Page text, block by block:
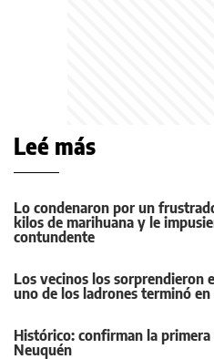
Leé más
Lo condenaron por un
kilos de marihuana y le
contundente
Los vecinos los sorprendieron
uno de los ladrones terminó en
Histórico: confirman la
Neuquén